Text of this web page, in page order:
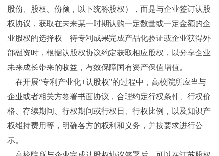
股份、股权、份额，以下统称股权），而是与企业签订认股
权协议，获取在未来某一时期认购一定数量或一定金额的企
业股权的选择权，待专利成果完成产品化验证或企业获得外
部融资时，根据认股权协议约定获取相应股权，以分享企业
未来成长带来的收益，有效保障国有资产保值增值。
在开展“专利产业化+认股权”的过程中，高校院所应当与
企业或者相关方签署书面协议，合理约定行权条件、行权价
格、存续期间、行权期间或行权日、行权比例，以及知识产
权维持费用等，明确各方的权利和义务，并按要求进行公
示。